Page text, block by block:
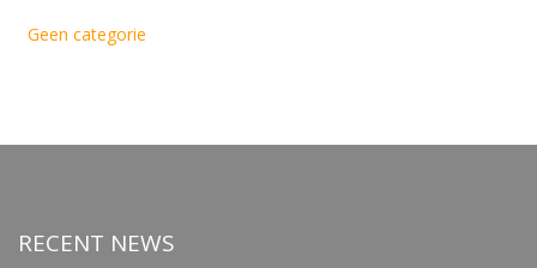
Geen categorie
RECENT NEWS